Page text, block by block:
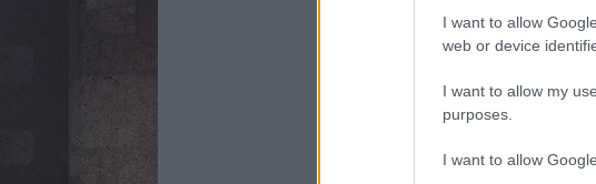
I want to allow
web or device
I want to allow my
purposes.
I want to allow